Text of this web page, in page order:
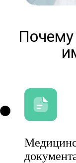
Почему